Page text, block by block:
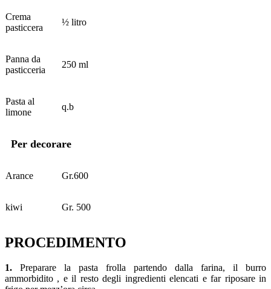
Crema
pasticcera
½ litro
Panna da
pasticceria
250 ml
Pasta al
limone
q.b
Per decorare
Arance Gr.600
kiwi Gr. 500
PROCEDIMENTO
1. Preparare la pasta frolla partendo dalla farina, il burro
ammorbidito , e il resto degli ingredienti elencati e far riposare in